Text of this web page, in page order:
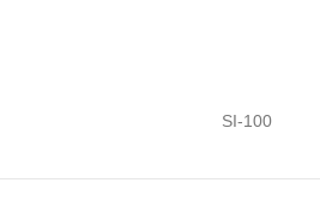
SI-100